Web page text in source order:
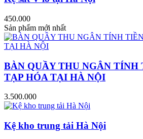
450.000
Sản phẩm mới nhất
BÀN QUẦY THU NGÂN TÍNH
TẠP HÓA TẠI HÀ NỘI
3.500.000
Kệ kho trung tải Hà Nội